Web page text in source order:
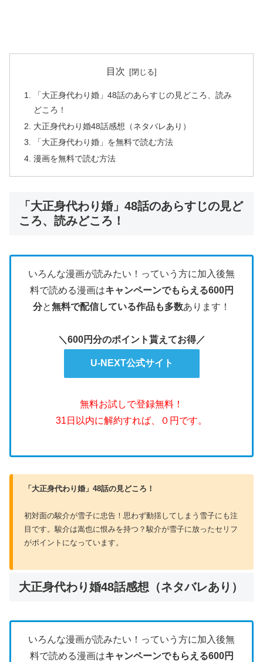
目次
「大正身代わり婚」48話のあらすじの見どころ、読み
どころ！
大正身代わり婚48話感想（ネタバレあり）
「大正身代わり婚」を無料で読む方法
漫画を無料で読む方法
「大正身代わり婚」48話のあらすじの見ど
ころ、読みどころ！
いろんな漫画が読みたい！っていう方に加入後無
料で読める漫画はキャンペーンでもらえる600円
分と無料で配信している作品も多数あります！
＼600円分のポイント貰えてお得／
U-NEXT公式サイト
無料お試しで登録無料！
31日以内に解約すれば、０円です。
「大正身代わり婚」48話の見どころ！
初対面の駿介が雪子に忠告！思わず動揺してしまう雪子にも注
目です。駿介は嵩也に恨みを持つ？駿介が雪子に放ったセリフ
がポイントになっています。
大正身代わり婚48話感想（ネタバレあり）
いろんな漫画が読みたい！っていう方に加入後無
料で読める漫画はキャンペーンでもらえる600円